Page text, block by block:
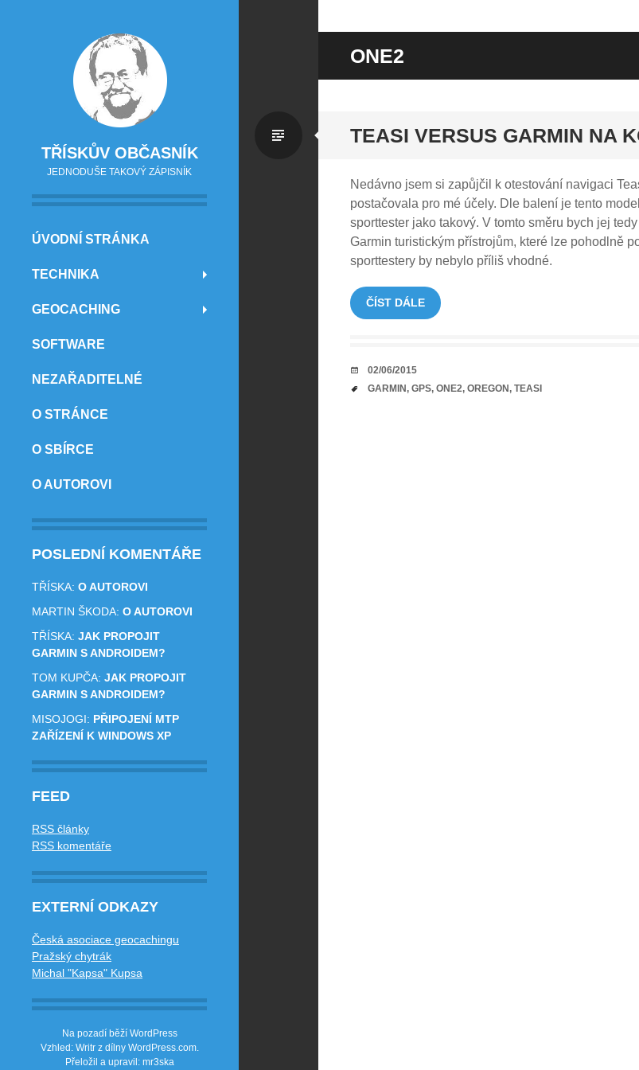
TŘÍSKŮV OBČASNÍK
JEDNODUŠE TAKOVÝ ZÁPISNÍK
PŘEJÍT NA OBSAH
ÚVODNÍ STRÁNKA
TECHNIKA
GEOCACHING
SOFTWARE
NEZAŘADITELNÉ
O STRÁNCE
O SBÍRCE
O AUTOROVI
POSLEDNÍ KOMENTÁŘE
TŘÍSKA: O AUTOROVI
MARTIN ŠKODA: O AUTOROVI
TŘÍSKA: JAK PROPOJIT
GARMIN S ANDROIDEM?
TOM KUPČA: JAK PROPOJIT
GARMIN S ANDROIDEM?
MISOJOGI: PŘIPOJENÍ MTP
ZAŘÍZENÍ K WINDOWS XP
FEED
RSS články
RSS komentáře
EXTERNÍ ODKAZY
Česká asociace geocachingu
Pražský chytrák
Michal "Kapsa" Kupsa
Na pozadí běží WordPress
Vzhled: Writr z dílny WordPress.com.
Přeložil a upravil: mr3ska
ONE2
TEASI VERSUS GARMIN NA
Standart
Nedávno jsem si zapůjčil k otestování navigaci
postačovala pro mé účely. Dle balení je tento
sporttester jako takový. V tomto směru bych jej
Garmin turistickým přístrojům, které lze pohodlně
sporttestery by nebylo příliš vhodné.
ČÍST DÁLE
DATUM
02/06/2015
TAGY
GARMIN, GPS, ONE2, OREGON, TEASI